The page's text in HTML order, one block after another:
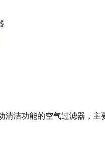
清洁功能的空气过滤器，主